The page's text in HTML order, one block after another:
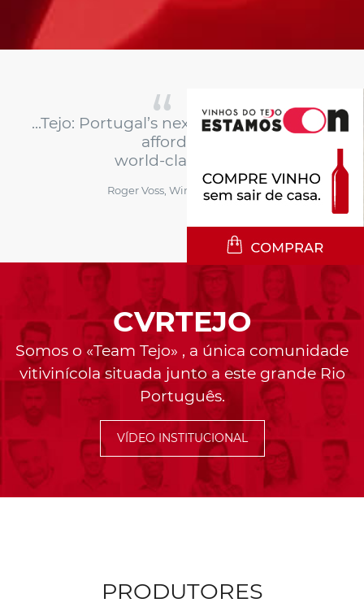
...Tejo: Portugal’s next frontier... offering
affordable,
world-class wines
Roger Voss, Wine Enthusiast
CVRTEJO
Somos o «Team Tejo» , a única comunidade
vitivinícola situada junto a este grande Rio
Português.
VÍDEO INSTITUCIONAL
PRODUTORES